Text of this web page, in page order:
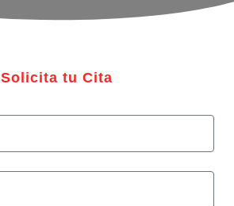
Solicita tu Cita